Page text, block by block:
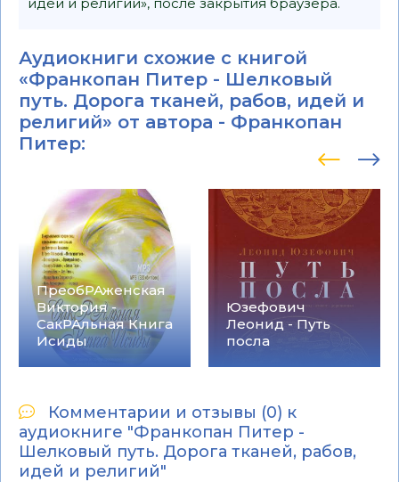
Аудиокниги схожие с книгой
«Франкопан Питер - Шелковый
путь. Дорога тканей, рабов, идей и
религий» от автора - Франкопан
Питер:
ПреобРАженская
Виктория -
СакРАльная Книга
Исиды
Юзефович
Леонид - Путь
посла
Комментарии и отзывы (0) к
аудиокниге "Франкопан Питер -
Шелковый путь. Дорога тканей, рабов,
идей и религий"